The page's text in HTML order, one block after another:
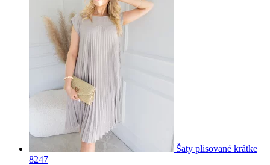
Šaty plisované krátke
8247